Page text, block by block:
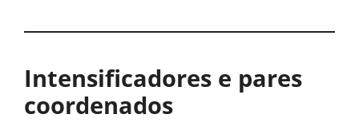
Intensificadores e pares
coordenados